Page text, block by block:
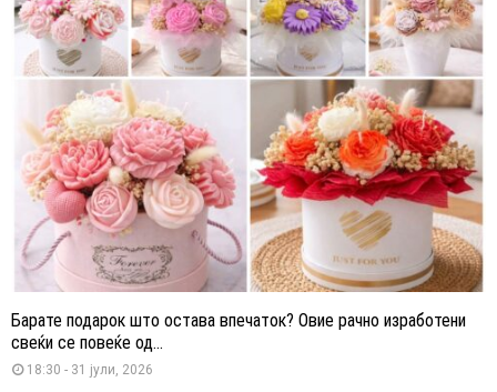
Барате подарок што остава впечаток? Овие рачно изработени
свеќи се повеќе од...
18:30 - 31 јули, 2026